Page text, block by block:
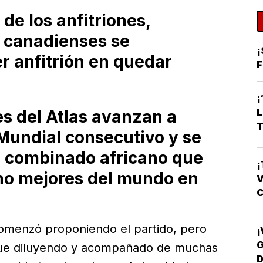
los anfitriones,
se
anfitrión en quedar
del Atlas avanzan a
consecutivo y se
africano que
mejores del mundo en
proponiendo el partido, pero
diluyendo y acompañado de muchas